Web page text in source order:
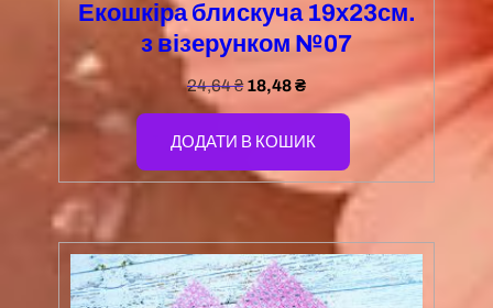
Екошкіра блискуча 19х23см.
з візерунком №07
24,64₴ 18,48₴
ДОДАТИ В КОШИК